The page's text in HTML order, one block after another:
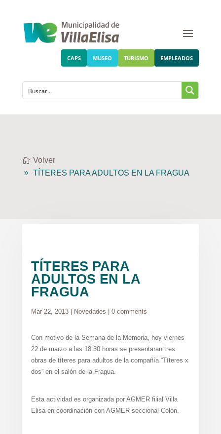
CAPS MUSEO TURISMO EMPLEADOS
Volver
TÍTERES PARA ADULTOS EN LA FRAGUA
TÍTERES PARA
ADULTOS EN LA
FRAGUA
Mar 22, 2013| Novedades 0 comments
Con motivo de la Semana de la Memoria, hoy viernes
22 de marzo a las 18:30 horas se presentaran tres
obras de títeres para adultos de la compañía “Títeres x
dos” en el salón de la Fragua.
Esta actividad es organizada por AGMER filial Villa
Elisa en coordinación con AGMER seccional Colón.